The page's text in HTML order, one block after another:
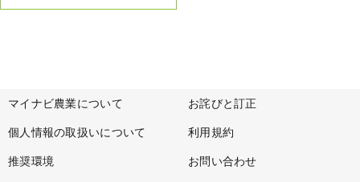
マイナビ農業について お詫びと訂正
個人情報の取扱いについて 利用規約
推奨環境 お問い合わせ